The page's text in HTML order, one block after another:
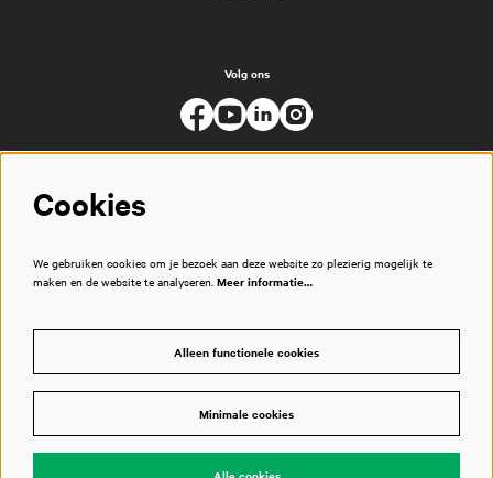
Volg ons
Cookies
We gebruiken cookies om je bezoek aan deze website zo plezierig mogelijk te
maken en de website te analyseren. Meer informatie…
Alleen functionele cookies
Minimale cookies